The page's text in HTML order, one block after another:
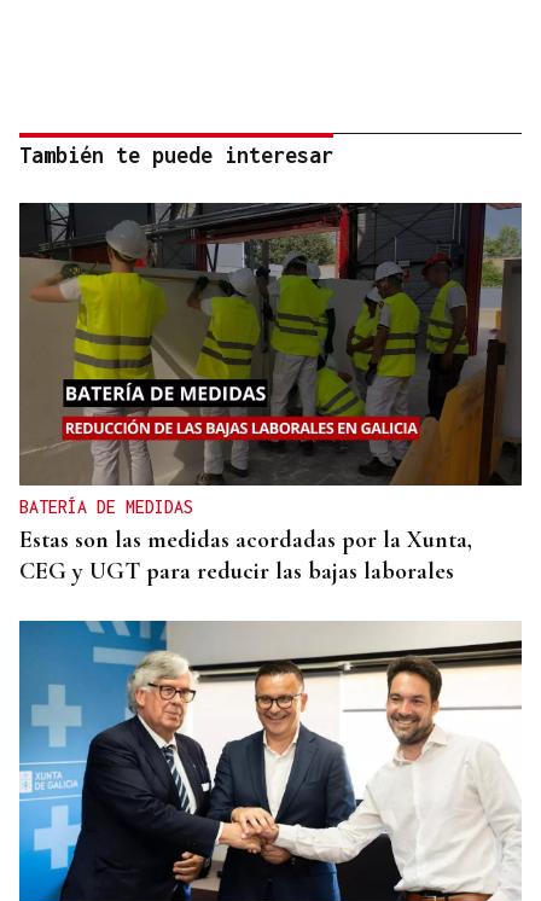
También te puede interesar
BATERÍA DE MEDIDAS
Estas son las medidas acordadas por la Xunta,
CEG y UGT para reducir las bajas laborales